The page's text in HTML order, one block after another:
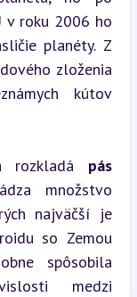
v roku 2006 ho
planéty. Z
zloženia
kútov
rozkladá pás
množstvo
najväčší je
so Zemou
spôsobila
medzi